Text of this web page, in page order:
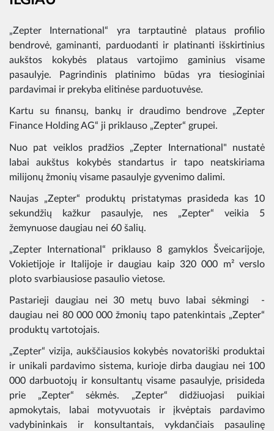
„Zepter International“ yra tarptautinė plataus profilio
bendrovė, gaminanti, parduodanti ir platinanti išskirtinius
aukštos kokybės plataus vartojimo gaminius visame
pasaulyje. Pagrindinis platinimo būdas yra tiesioginiai
pardavimai ir prekyba elitinėse parduotuvėse.
Kartu su finansų, bankų ir draudimo bendrove „Zepter
Finance Holding AG“ ji priklauso „Zepter“ grupei.
Nuo pat veiklos pradžios „Zepter International" nustatė
labai aukštus kokybės standartus ir tapo neatskiriama
milijonų žmonių visame pasaulyje gyvenimo dalimi.
Naujas „Zepter“ produktų pristatymas prasideda kas 10
sekundžių kažkur pasaulyje, nes „Zepter“ veikia 5
žemynuose daugiau nei 60 šalių.
„Zepter International“ priklauso 8 gamyklos Šveicarijoje,
Vokietijoje ir Italijoje ir daugiau kaip 320 000 m² verslo
ploto svarbiausiose pasaulio vietose.
Pastarieji daugiau nei 30 metų buvo labai sėkmingi -
daugiau nei 80 000 000 žmonių tapo patenkintais „Zepter“
produktų vartotojais.
„Zepter“ vizija, aukščiausios kokybės novatoriški produktai
ir unikali pardavimo sistema, kurioje dirba daugiau nei 100
000 darbuotojų ir konsultantų visame pasaulyje, prisideda
prie „Zepter“ sėkmės. „Zepter“ didžiuojasi puikiai
apmokytais, labai motyvuotais ir įkvėptais pardavimo
vadybininkais ir konsultantais, vykdančiais pasaulinę